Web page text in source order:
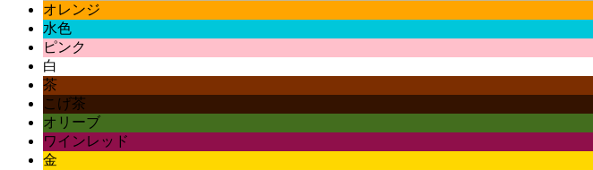
オレンジ
水色
ピンク
白
茶
こげ茶
オリーブ
ワインレッド
金